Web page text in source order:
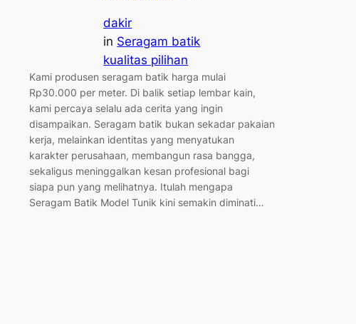
dakir
in Seragam batik
kualitas pilihan
Kami produsen seragam batik harga mulai
Rp30.000 per meter. Di balik setiap lembar kain,
kami percaya selalu ada cerita yang ingin
disampaikan. Seragam batik bukan sekadar pakaian
kerja, melainkan identitas yang menyatukan
karakter perusahaan, membangun rasa bangga,
sekaligus meninggalkan kesan profesional bagi
siapa pun yang melihatnya. Itulah mengapa
Seragam Batik Model Tunik kini semakin diminati…